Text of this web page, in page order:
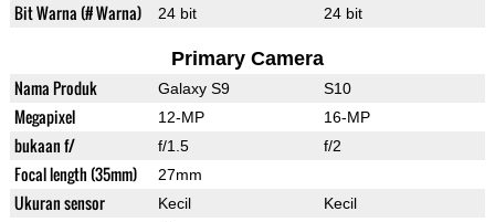
Bit Warna (# Warna) 24 bit 24 bit
Primary Camera
Nama Produk Galaxy S9 S10
Megapixel 12-MP 16-MP
bukaan f/ f/1.5 f/2
Focal length (35mm) 27mm
Ukuran sensor Kecil Kecil